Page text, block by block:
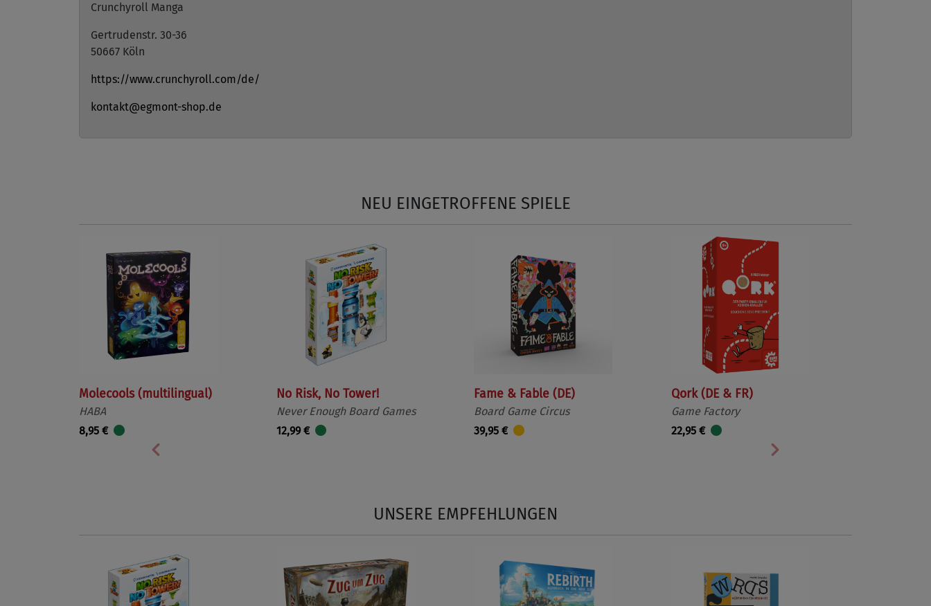
Crunchyroll Manga
Gertrudenstr. 30-36
50667 Köln
https://www.crunchyroll.com/de/
kontakt@egmont-shop.de
NEU EINGETROFFENE SPIELE
Molecools (multilingual)
HABA
8,95 €
No Risk, No Tower!
Never Enough Board Games
12,99 €
Fame & Fable (DE)
Board Game Circus
39,95 €
Qork (DE & FR)
Game Factory
22,95 €
Vorherige Nächste
UNSERE EMPFEHLUNGEN